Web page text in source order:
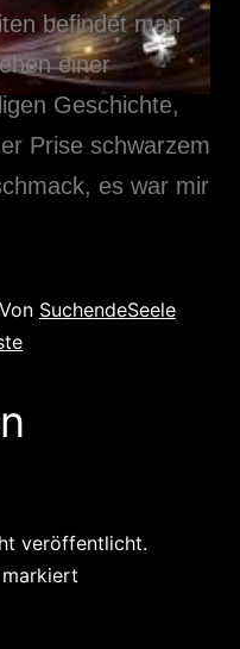
befindet man
einer
Geschichte,
Prise schwarzem
es war mir
Von SuchendeSeele
veröffentlicht.
markiert